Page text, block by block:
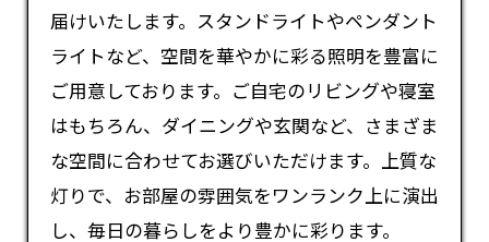
届けいたします。スタンドライトやペンダント
ライトなど、空間を華やかに彩る照明を豊富に
ご用意しております。ご自宅のリビングや寝室
はもちろん、ダイニングや玄関など、さまざま
な空間に合わせてお選びいただけます。上質な
灯りで、お部屋の雰囲気をワンランク上に演出
し、毎日の暮らしをより豊かに彩ります。